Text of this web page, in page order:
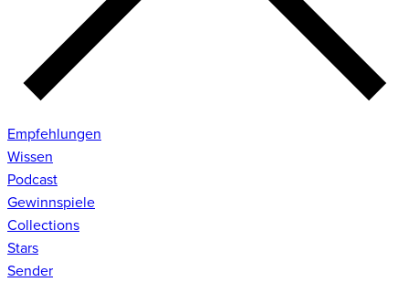
Empfehlungen
Wissen
Podcast
Gewinnspiele
Collections
Stars
Sender